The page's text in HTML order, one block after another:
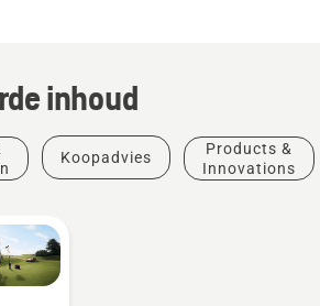
inhoud
Koopadvies
Products &
Innovations